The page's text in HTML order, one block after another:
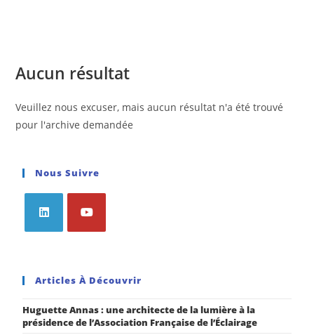
Aucun résultat
Veuillez nous excuser, mais aucun résultat n'a été trouvé
pour l'archive demandée
Nous Suivre
Articles À Découvrir
Huguette Annas : une architecte de la lumière à la
présidence de l’Association Française de l’Éclairage